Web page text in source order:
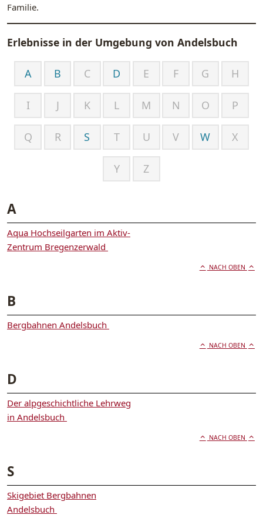
Familie.
Erlebnisse in der Umgebung von Andelsbuch
A B C D E F G H
I J K L M N O P
Q R S T U V W X
Y Z
A
Aqua Hochseilgarten im Aktiv-
Zentrum Bregenzerwald
NACH OBEN
B
Bergbahnen Andelsbuch
NACH OBEN
D
Der alpgeschichtliche Lehrweg
in Andelsbuch
NACH OBEN
S
Skigebiet Bergbahnen
Andelsbuch